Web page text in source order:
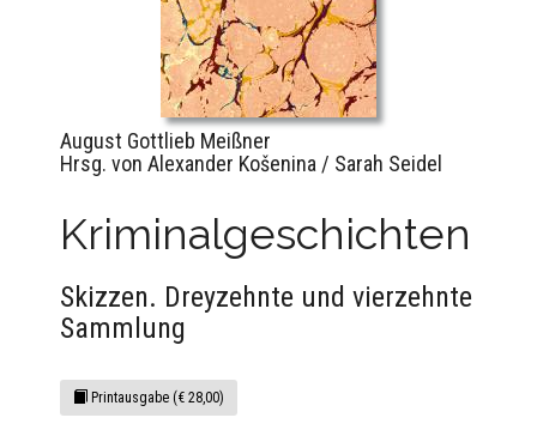
August Gottlieb Meißner
Hrsg. von Alexander Košenina / Sarah Seidel
Kriminalgeschichten
Skizzen. Dreyzehnte und vierzehnte
Sammlung
Printausgabe (€ 28,00)